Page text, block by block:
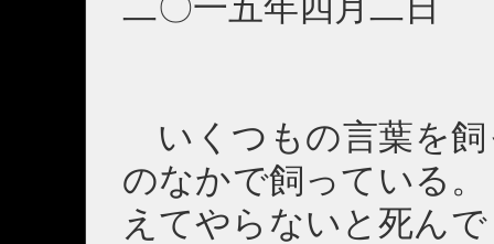
いくつもの言葉を飼
のなかで飼っている
えてやらないと死ん